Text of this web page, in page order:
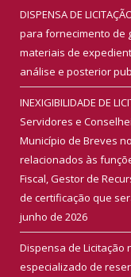
DISPENSA DE
para fornecimento de
materiais de
análise e posterior
INEXIGIBILIDADE DE
Servidores e
Município de Breves
relacionados às
Fiscal, Gestor de
de certificação que
junho de 2026
Dispensa de Licitação
especializado de